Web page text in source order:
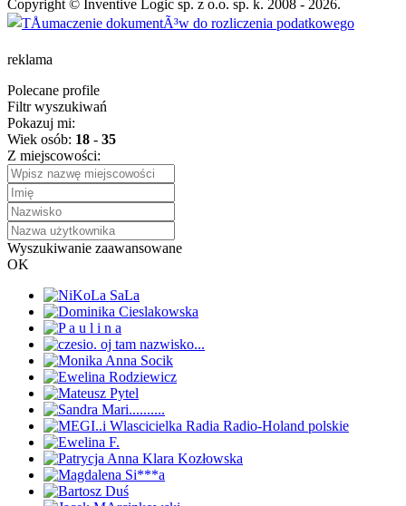
Copyright © Inventive Logic sp. z o.o. sp. k. 2008 - 2026.
reklama
Polecane profile
Filtr wyszukiwań
Pokazuj mi:
Wiek osób: 18 - 35
Z miejscowości:
Wyszukiwanie zaawansowane
OK